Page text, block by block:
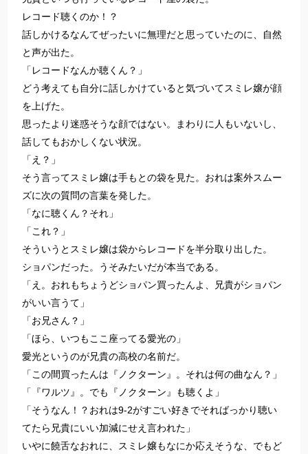
レコード聴くのか！？
話しかけるなんてぜったいに無理だと思っていたのに、自然
と声が出た。
「レコードなんか聴くん？」
どう考えても自分に話しかけていると気づいてスミレ嬢が顔
を上げた。
思ったより迷惑そうな顔ではない。まわりに人もいないし、
話してもおかしくない状況。
「え？」
そう言ってスミレ嬢は手もとの袋を見た。おれは案外スムー
ズに次の質問の言葉を発した。
「なに聴くん？それ」
「これ？」
そういうとスミレ嬢は袋からレコードを半分取り出した。
ショパンだった。うそみたいだが本当である。
「え。おれもちょうどショパン買ったんよ、兄貴がショパン
がいい言うて」
「お兄さん？」
「ほら、いつもここ座ってる愛光の」
愛光というのが兄貴の高校の名前だ。
「この間買ったんは『ノクターン』。それは何の曲なん？」
「『ワルツ』。でも『ノクターン』も聴くよ」
「そうなん！？おれは9-2がすごい好きでそればっかり聴い
てたら兄貴にいい加減にせえ言われた」
いやに饒舌なおれに、スミレ嬢もなにか応えそうな、でもど